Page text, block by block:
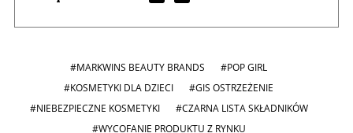
#MARKWINS BEAUTY BRANDS
#POP GIRL
#KOSMETYKI DLA DZIECI
#GIS OSTRZEŻENIE
#NIEBEZPIECZNE KOSMETYKI
#CZARNA LISTA SKŁADNIKÓW
#WYCOFANIE PRODUKTU Z RYNKU